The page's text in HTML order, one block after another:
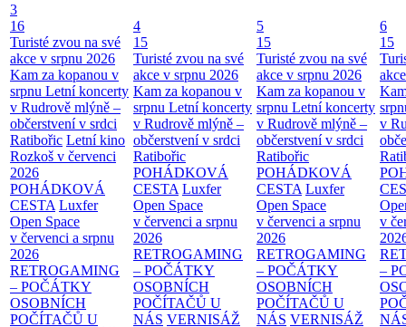
3
16
Turisté zvou na své
akce v srpnu 2026
Kam za kopanou v
srpnu Letní koncerty
v Rudrově mlýně –
občerstvení v srdci
Ratibořic Letní kino
Rozkoš v červenci
2026
POHÁDKOVÁ
CESTA Luxfer
Open Space
v červenci a srpnu
2026
RETROGAMING
– POČÁTKY
OSOBNÍCH
POČÍTAČŮ U
4
15
Turisté zvou na své
akce v srpnu 2026
Kam za kopanou v
srpnu Letní koncerty
v Rudrově mlýně –
občerstvení v srdci
Ratibořic
POHÁDKOVÁ
CESTA Luxfer
Open Space
v červenci a srpnu
2026
RETROGAMING
– POČÁTKY
OSOBNÍCH
POČÍTAČŮ U
NÁS VERNISÁŽ
5
15
Turisté zvou na své
akce v srpnu 2026
Kam za kopanou v
srpnu Letní koncerty
v Rudrově mlýně –
občerstvení v srdci
Ratibořic
POHÁDKOVÁ
CESTA Luxfer
Open Space
v červenci a srpnu
2026
RETROGAMING
– POČÁTKY
OSOBNÍCH
POČÍTAČŮ U
NÁS VERNISÁŽ
6
15
v
v
–